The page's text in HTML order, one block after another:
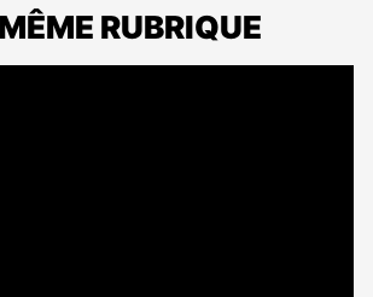
RUBRIQUE